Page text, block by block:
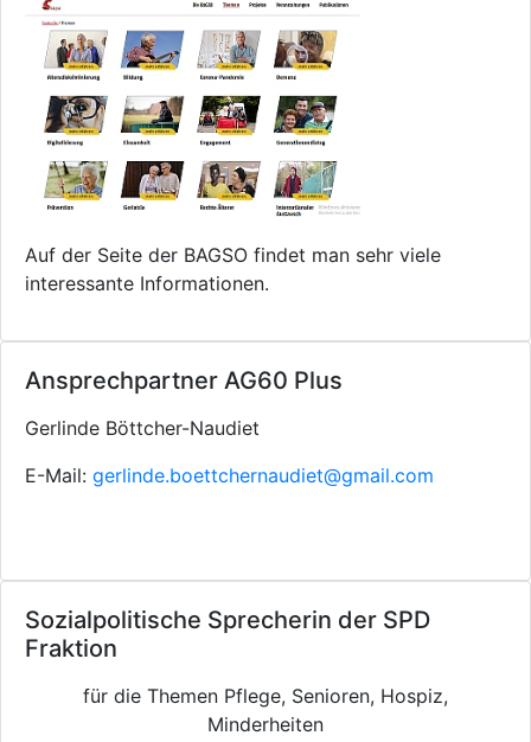
Auf der Seite der BAGSO findet man sehr viele
interessante Informationen.
Ansprechpartner AG60 Plus
Gerlinde Böttcher-Naudiet
E-Mail: gerlinde.boettchernaudiet@gmail.com
Sozialpolitische Sprecherin der SPD
Fraktion
für die Themen Pflege, Senioren, Hospiz,
Minderheiten